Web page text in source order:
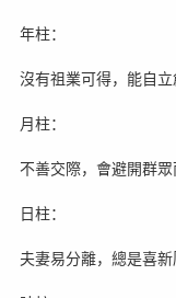
年柱：
沒有祖業可得，能自立
月柱：
不善交際，會避開群眾
日柱：
夫妻易分離，總是喜新